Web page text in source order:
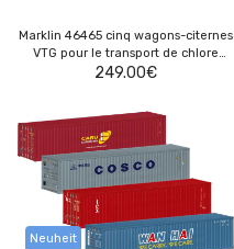
Marklin 46465 cinq wagons-citernes
VTG pour le transport de chlore
gazeux
249.00€
Neuheit